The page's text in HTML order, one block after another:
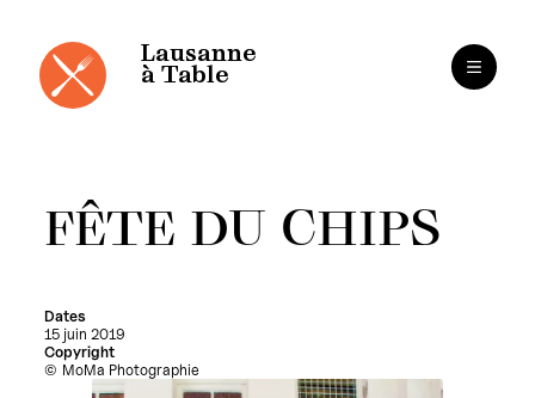
contenu
Lausanne
à Table
FÊTE DU CHIPS
Dates
15 juin 2019
Copyright
MoMa Photographie